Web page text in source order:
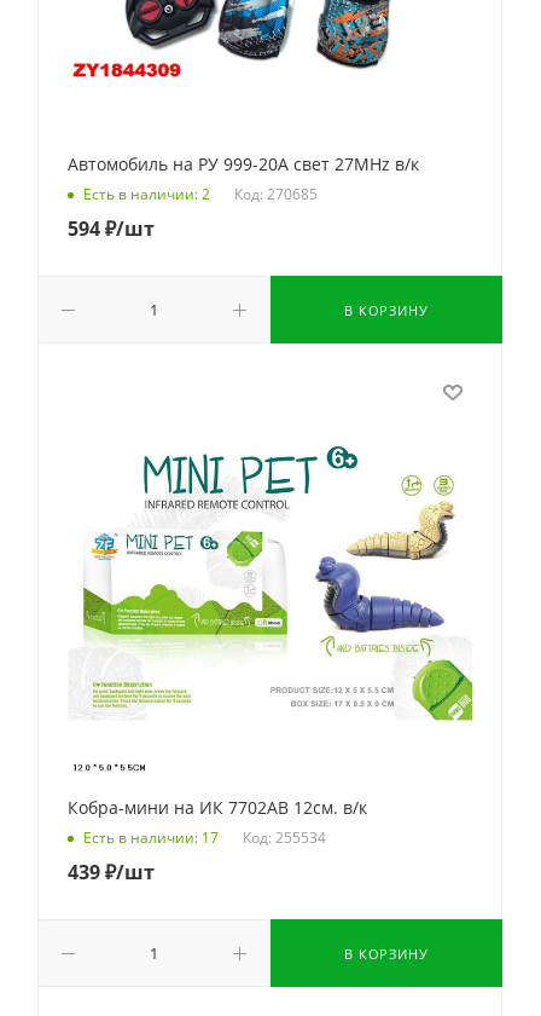
Автомобиль на РУ 999-20A свет 27MHz в/к
Есть в наличии: 2 Код: 270685
594₽/шт
В КОРЗИНУ
Кобра-мини на ИК 7702AB 12см. в/к
Есть в наличии: 17 Код: 255534
439₽/шт
В КОРЗИНУ